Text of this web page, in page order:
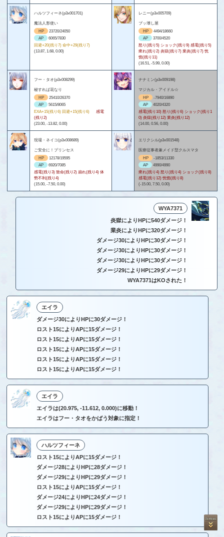
ハルツフィーネ(p3x001701)
魔法人形使い
HP
23720/24050
AP
6065/7830
回避+20(残り7) 命中+29(残り7)
(13.87, 1.68, 0.00)
レニー(p3x005709)
ブッ壊し屋
HP
4494/18660
AP
3700/4520
怒り(残り5) ショック(残り9) 感電(残り5)
痺れ(残り2) 炎獄(残り7) 業炎(残り7) 恍
惚(残り11)
(16.51, -5.99, 0.00)
フー・タオ(p3x008299)
秘すれば花なり
HP
25410/26370
AP
5615/8065
EXA+15(残り6) 回避+15(残り6)
感電
(残り2)
(23.00, -13.82, 0.00)
ナナミン(p3x009198)
マジカル・アイドル☆
HP
-7940/16890
AP
4020/4320
感電(残り10) 怒り(残り6) ショック(残り1
0) 炎獄(残り12) 業炎(残り12)
(14.00, 0.56, 0.00)
現場・ネイコ(p3x008689)
ご安全に！プリンセス
HP
12178/19595
AP
6920/7085
感電(残り3) 致命(残り2) 崩れ(残り4) 体
勢不利(残り4)
(15.00, -7.50, 0.00)
エリクシル(p3x001548)
医療従事者兼メイド型クルスマタ
HP
-1853/11330
AP
4990/4990
痺れ(残り4) 怒り(残り4) ショック(残り8)
感電(残り12) 恍惚(残り8)
(-15.00, 7.50, 0.00)
WYA7371
炎獄によりHPに540ダメージ！
業炎によりHPに320ダメージ！
ダメージ30によりHPに30ダメージ！
ダメージ30によりHPに30ダメージ！
ダメージ30によりHPに30ダメージ！
ダメージ29によりHPに29ダメージ！
WYA7371はKOされた！
エイラ
ダメージ30によりHPに30ダメージ！
ロスト15によりAPに15ダメージ！
ロスト15によりAPに15ダメージ！
ロスト15によりAPに15ダメージ！
ロスト15によりAPに15ダメージ！
ロスト15によりAPに15ダメージ！
エイラ
エイラは(20.975, -11.612, 0.000)に移動！
エイラはフー・タオをかばう対象に指定！
ハルツフィーネ
ロスト15によりAPに15ダメージ！
ダメージ28によりHPに28ダメージ！
ダメージ29によりHPに29ダメージ！
ロスト15によりAPに15ダメージ！
ダメージ24によりHPに24ダメージ！
ダメージ29によりHPに29ダメージ！
ロスト15によりAPに15ダメージ！